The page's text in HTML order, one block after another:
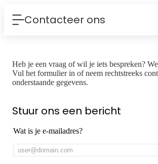
Contacteer ons
Heb je een vraag of wil je iets bespreken?
Vul het formulier in of neem rechtstreeks
onderstaande gegevens.
Stuur ons een bericht
Wat is je e-mailadres?